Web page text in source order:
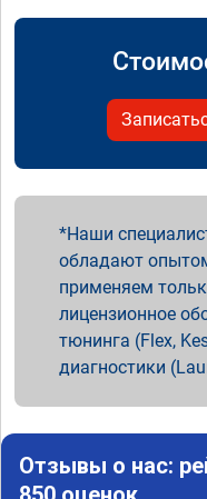
Наши
обладают
применяем
лицензионное
тюнинга (Flex,
диагностики
Отзывы о нас: